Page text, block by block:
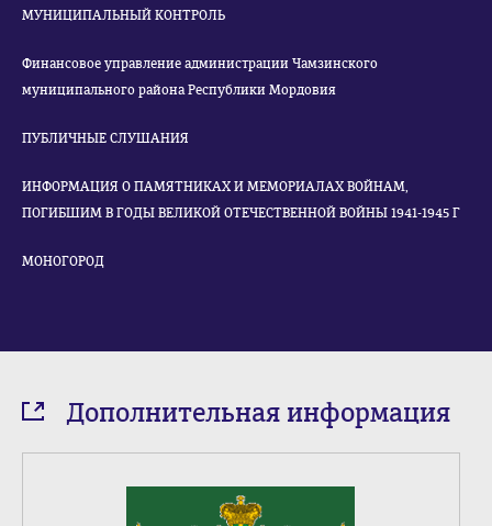
МУНИЦИПАЛЬНЫЙ КОНТРОЛЬ
Финансовое управление администрации Чамзинского
муниципального района Республики Мордовия
ПУБЛИЧНЫЕ СЛУШАНИЯ
ИНФОРМАЦИЯ О ПАМЯТНИКАХ И МЕМОРИАЛАХ ВОЙНАМ,
ПОГИБШИМ В ГОДЫ ВЕЛИКОЙ ОТЕЧЕСТВЕННОЙ ВОЙНЫ 1941-1945 Г
МОНОГОРОД
Дополнительная информация